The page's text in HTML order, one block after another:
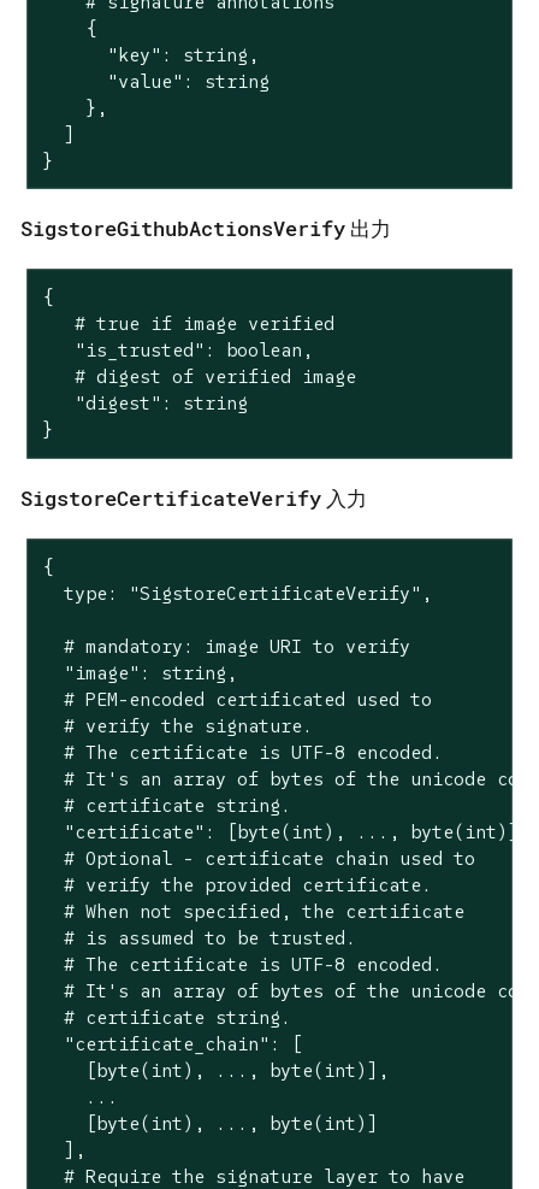
    {
      "key": string,
      "value": string
    },
  ]
}
SigstoreGithubActionsVerify 出力
{
   # true if image verified
   "is_trusted": boolean,
   # digest of verified image
   "digest": string
}
SigstoreCertificateVerify 入力
{
  type: "SigstoreCertificateVerify",
  # mandatory: image URI to verify
  "image": string,
  # PEM-encoded certificated used to
  # verify the signature.
  # The certificate is UTF-8 encoded.
# It's an array of bytes of the unicode
  # certificate string.
  "certificate": [byte(int), ..., byte(int)],
  # Optional - certificate chain used to
  # verify the provided certificate.
  # When not specified, the certificate
  # is assumed to be trusted.
  # The certificate is UTF-8 encoded.
# It's an array of bytes of the unicode
  # certificate string.
  "certificate_chain": [
    [byte(int), ..., byte(int)],
    ...
    [byte(int), ..., byte(int)]
  ],
  # Require the signature layer to have